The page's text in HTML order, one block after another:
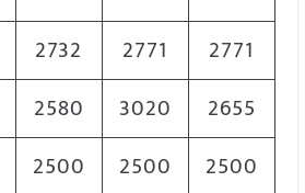
2732 2771
2771
2580 3020
2655
2500 2500
2500